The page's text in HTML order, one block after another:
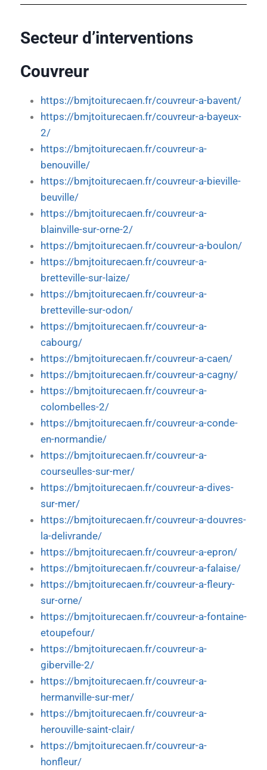
Secteur d’interventions
Couvreur
https://bmjtoiturecaen.fr/couvreur-a-bavent/
https://bmjtoiturecaen.fr/couvreur-a-bayeux-
2/
https://bmjtoiturecaen.fr/couvreur-a-
benouville/
https://bmjtoiturecaen.fr/couvreur-a-bieville-
beuville/
https://bmjtoiturecaen.fr/couvreur-a-
blainville-sur-orne-2/
https://bmjtoiturecaen.fr/couvreur-a-boulon/
https://bmjtoiturecaen.fr/couvreur-a-
bretteville-sur-laize/
https://bmjtoiturecaen.fr/couvreur-a-
bretteville-sur-odon/
https://bmjtoiturecaen.fr/couvreur-a-
cabourg/
https://bmjtoiturecaen.fr/couvreur-a-caen/
https://bmjtoiturecaen.fr/couvreur-a-cagny/
https://bmjtoiturecaen.fr/couvreur-a-
colombelles-2/
https://bmjtoiturecaen.fr/couvreur-a-conde-
en-normandie/
https://bmjtoiturecaen.fr/couvreur-a-
courseulles-sur-mer/
https://bmjtoiturecaen.fr/couvreur-a-dives-
sur-mer/
https://bmjtoiturecaen.fr/couvreur-a-douvres-
la-delivrande/
https://bmjtoiturecaen.fr/couvreur-a-epron/
https://bmjtoiturecaen.fr/couvreur-a-falaise/
https://bmjtoiturecaen.fr/couvreur-a-fleury-
sur-orne/
https://bmjtoiturecaen.fr/couvreur-a-fontaine-
etoupefour/
https://bmjtoiturecaen.fr/couvreur-a-
giberville-2/
https://bmjtoiturecaen.fr/couvreur-a-
hermanville-sur-mer/
https://bmjtoiturecaen.fr/couvreur-a-
herouville-saint-clair/
https://bmjtoiturecaen.fr/couvreur-a-
honfleur/